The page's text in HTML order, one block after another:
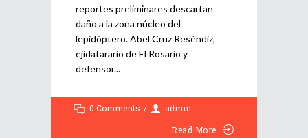
reportes preliminares descartan
daño a la zona núcleo del
lepidóptero. Abel Cruz Reséndiz,
ejidatarario de El Rosario y
defensor
0 Comments
admin
Read More